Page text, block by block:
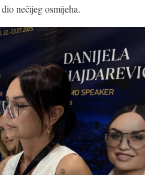
nečijeg osmijeha.